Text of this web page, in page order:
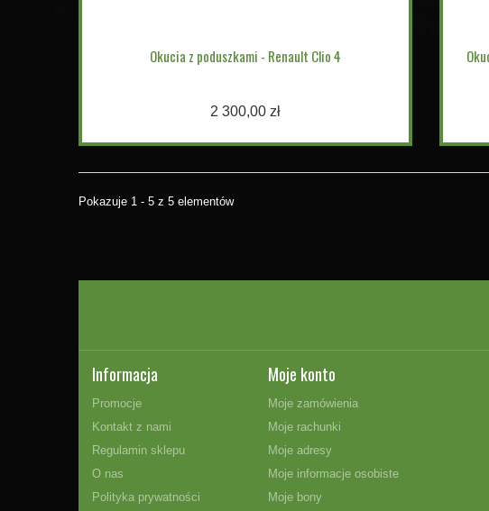
Okucia z poduszkami - Renault Clio 4
2 300,00 zł
Pokazuje 1 - 5 z 5 elementów
Informacja
Promocje
Kontakt z nami
Regulamin sklepu
O nas
Polityka prywatności
Moje konto
Moje zamówienia
Moje rachunki
Moje adresy
Moje informacje osobiste
Moje bony